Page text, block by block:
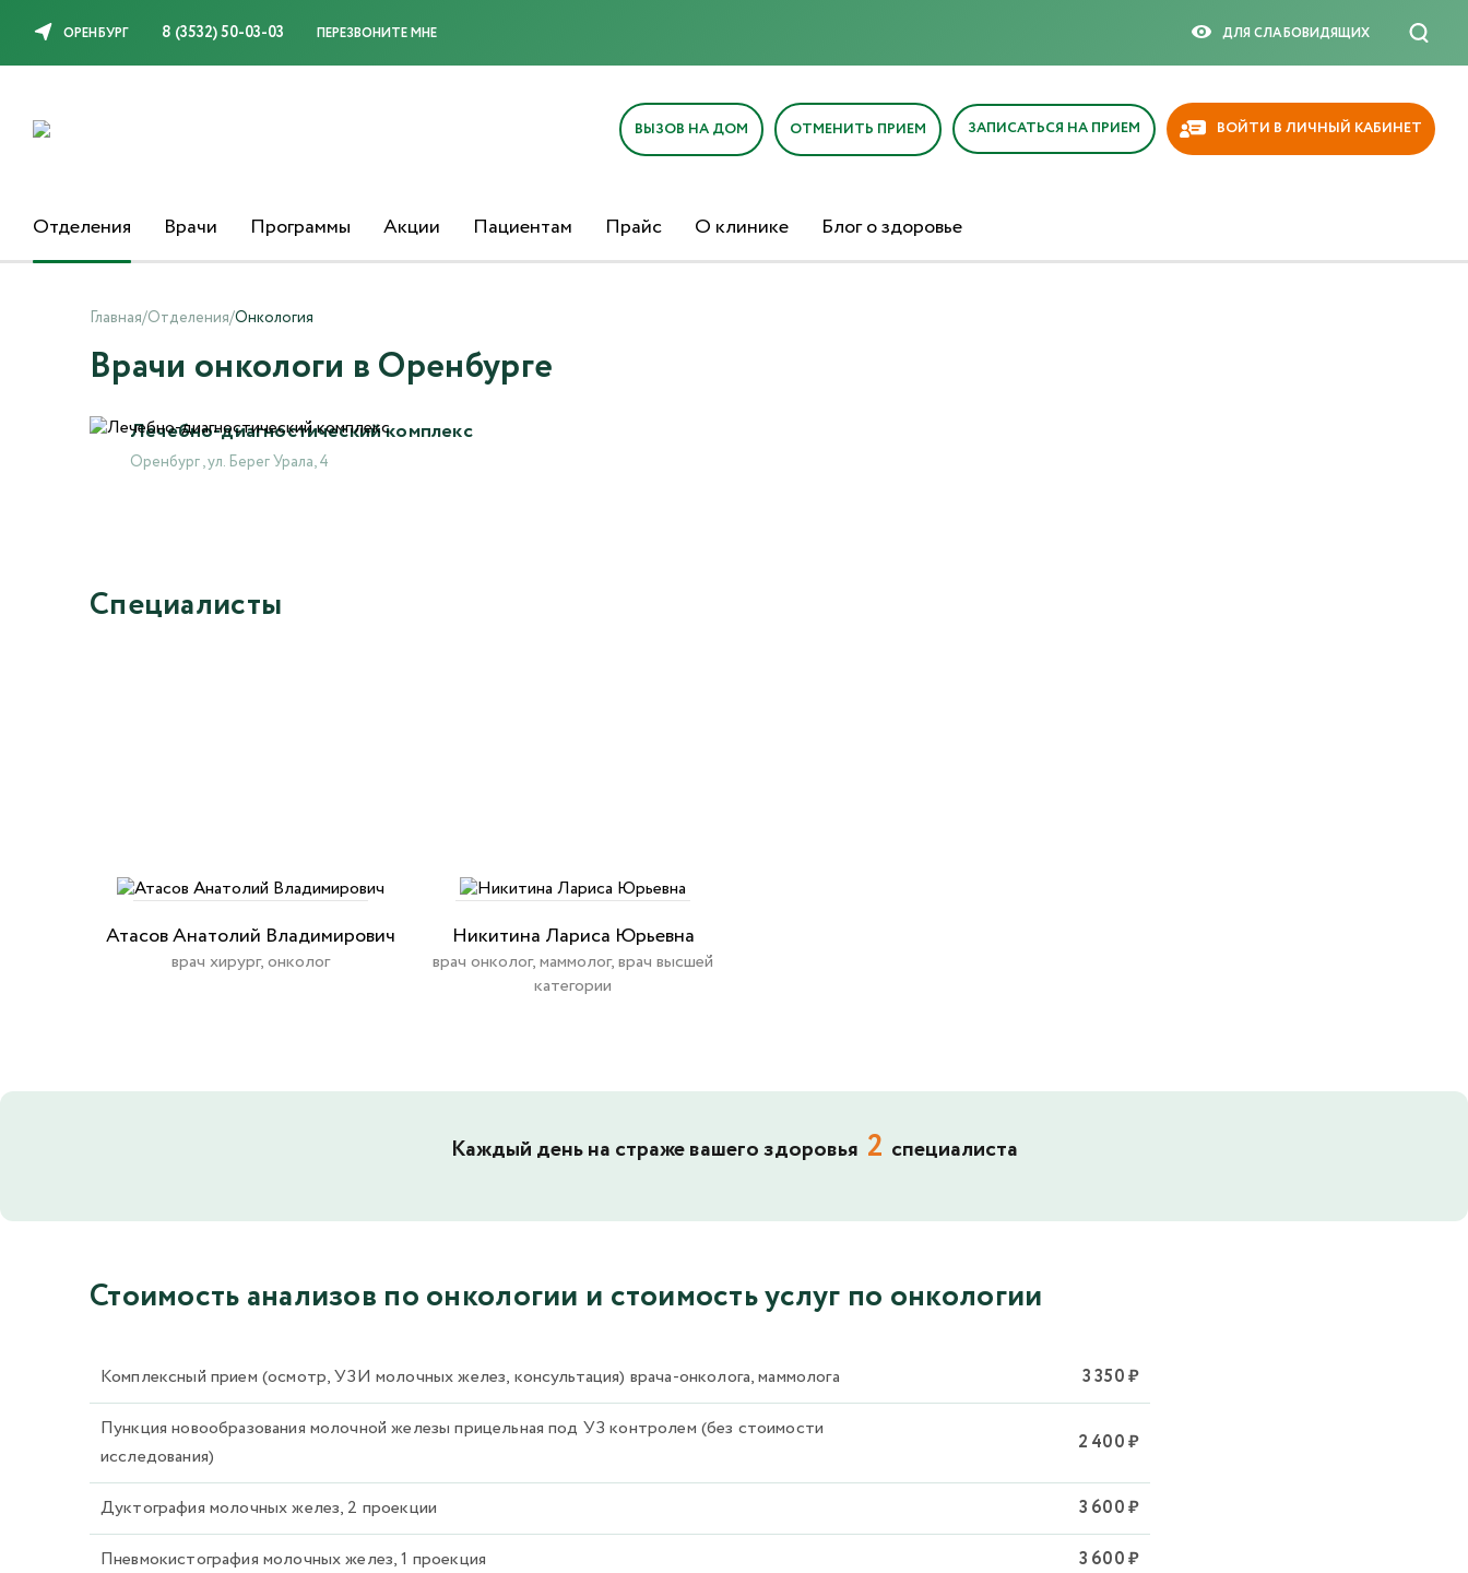
ОРЕНБУРГ 8 (3532) 50-03-03 ПЕРЕЗВОНИТЕ МНЕ ДЛЯ СЛАБОВИДЯЩИX
ВЫЗОВ НА ДОМ ОТМЕНИТЬ ПРИЕМ ЗАПИСАТЬСЯ НА ПРИЕМ ВОЙТИ В ЛИЧНЫЙ КАБИНЕТ
Отделения Врачи Программы Акции Пациентам Прайс О клинике Блог о здоровье
Главная/Отделения/Онкология
Врачи онкологи в Оренбурге
Лечебно-диагностический комплекс
Оренбург , ул. Берег Урала, 4
Специалисты
Атасов Анатолий Владимирович
врач хирург, онколог
Никитина Лариса Юрьевна
врач онколог, маммолог, врач высшей
категории
Каждый день на страже вашего здоровья 2 специалиста
Стоимость анализов по онкологии и стоимость услуг по онкологии
Комплексный прием (осмотр, УЗИ молочных желез, консультация) врача-онколога, маммолога 3 350 ₽
Пункция новообразования молочной железы прицельная под УЗ контролем (без стоимости
исследования)
2 400 ₽
Дуктография молочных желез, 2 проекции 3 600 ₽
Пневмокистография молочных желез, 1 проекция 3 600 ₽